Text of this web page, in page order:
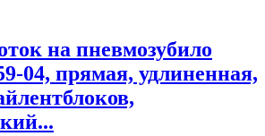
на пневмозубило
04, прямая, удлиненная,